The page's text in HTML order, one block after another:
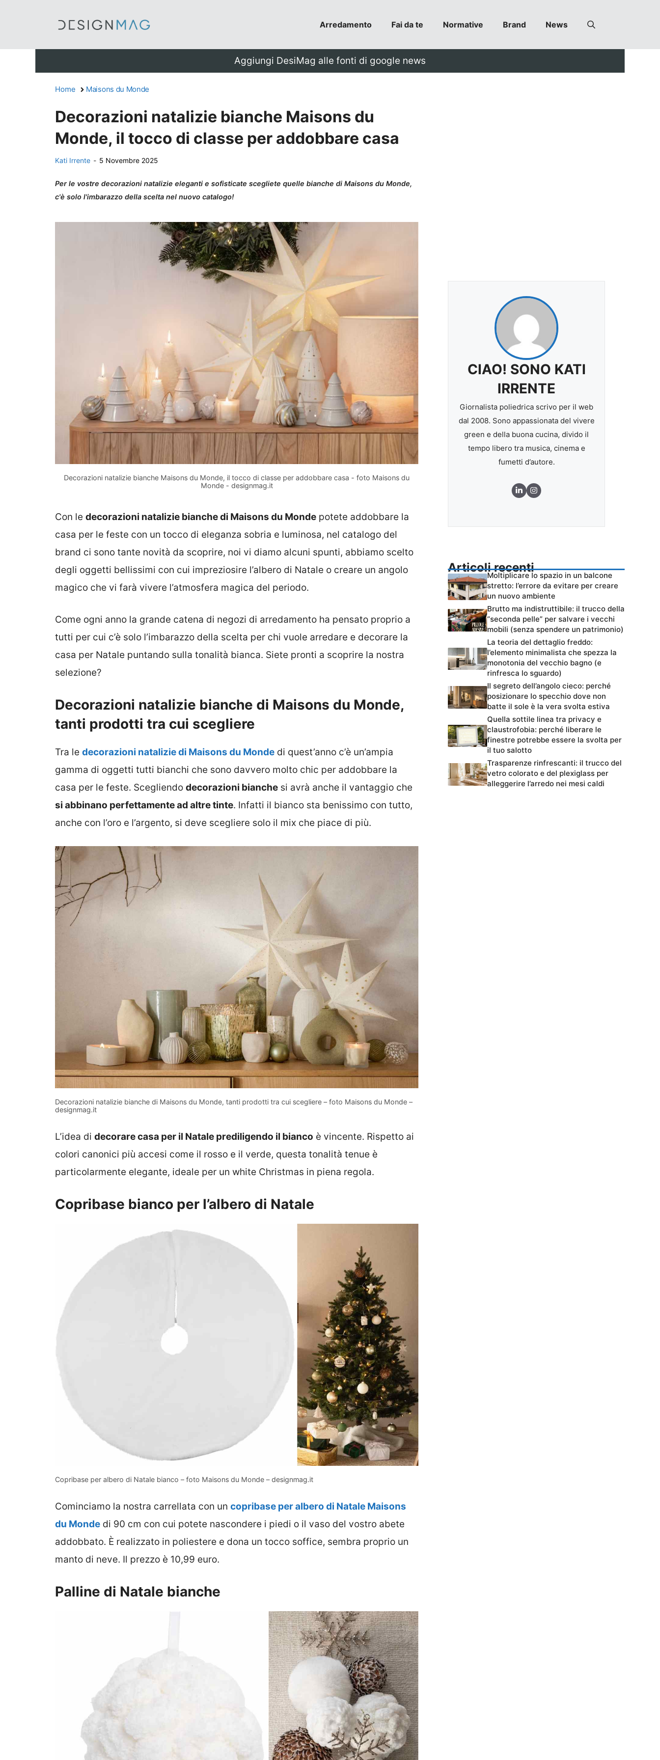
Arredamento Fai da te Normative Brand News
Aggiungi DesiMag alle fonti di google news
Home Maisons du Monde
Decorazioni natalizie bianche Maisons du
Monde, il tocco di classe per addobbare casa
Kati Irrente - 5 Novembre 2025
Per le vostre decorazioni natalizie eleganti e sofisticate scegliete quelle bianche di Maisons du Monde,
c'è solo l'imbarazzo della scelta nel nuovo catalogo!
Decorazioni natalizie bianche Maisons du Monde, il tocco di classe per addobbare casa - foto Maisons du
Monde - designmag.it
Con le decorazioni natalizie bianche di Maisons du Monde potete addobbare la
casa per le feste con un tocco di eleganza sobria e luminosa, nel catalogo del
brand ci sono tante novità da scoprire, noi vi diamo alcuni spunti, abbiamo scelto
degli oggetti bellissimi con cui impreziosire l’albero di Natale o creare un angolo
magico che vi farà vivere l’atmosfera magica del periodo.
Come ogni anno la grande catena di negozi di arredamento ha pensato proprio a
tutti per cui c’è solo l’imbarazzo della scelta per chi vuole arredare e decorare la
casa per Natale puntando sulla tonalità bianca. Siete pronti a scoprire la nostra
selezione?
Decorazioni natalizie bianche di Maisons du Monde,
tanti prodotti tra cui scegliere
Tra le decorazioni natalizie di Maisons du Monde di quest’anno c’è un’ampia
gamma di oggetti tutti bianchi che sono davvero molto chic per addobbare la
casa per le feste. Scegliendo decorazioni bianche si avrà anche il vantaggio che
si abbinano perfettamente ad altre tinte. Infatti il bianco sta benissimo con tutto,
anche con l’oro e l’argento, si deve scegliere solo il mix che piace di più.
Decorazioni natalizie bianche di Maisons du Monde, tanti prodotti tra cui scegliere – foto Maisons du Monde –
designmag.it
L’idea di decorare casa per il Natale prediligendo il bianco è vincente. Rispetto ai
colori canonici più accesi come il rosso e il verde, questa tonalità tenue è
particolarmente elegante, ideale per un white Christmas in piena regola.
Copribase bianco per l’albero di Natale
Copribase per albero di Natale bianco – foto Maisons du Monde – designmag.it
Cominciamo la nostra carrellata con un copribase per albero di Natale Maisons
du Monde di 90 cm con cui potete nascondere i piedi o il vaso del vostro abete
addobbato. È realizzato in poliestere e dona un tocco soffice, sembra proprio un
manto di neve. Il prezzo è 10,99 euro.
Palline di Natale bianche
CIAO! SONO KATI
IRRENTE
Giornalista poliedrica scrivo per il web
dal 2008. Sono appassionata del vivere
green e della buona cucina, divido il
tempo libero tra musica, cinema e
fumetti d’autore.
Articoli recenti
Moltiplicare lo spazio in un balcone
stretto: l’errore da evitare per creare
un nuovo ambiente
Brutto ma indistruttibile: il trucco della
“seconda pelle” per salvare i vecchi
mobili (senza spendere un patrimonio)
La teoria del dettaglio freddo:
l’elemento minimalista che spezza la
monotonia del vecchio bagno (e
rinfresca lo sguardo)
Il segreto dell’angolo cieco: perché
posizionare lo specchio dove non
batte il sole è la vera svolta estiva
Quella sottile linea tra privacy e
claustrofobia: perché liberare le
finestre potrebbe essere la svolta per
il tuo salotto
Trasparenze rinfrescanti: il trucco del
vetro colorato e del plexiglass per
alleggerire l’arredo nei mesi caldi